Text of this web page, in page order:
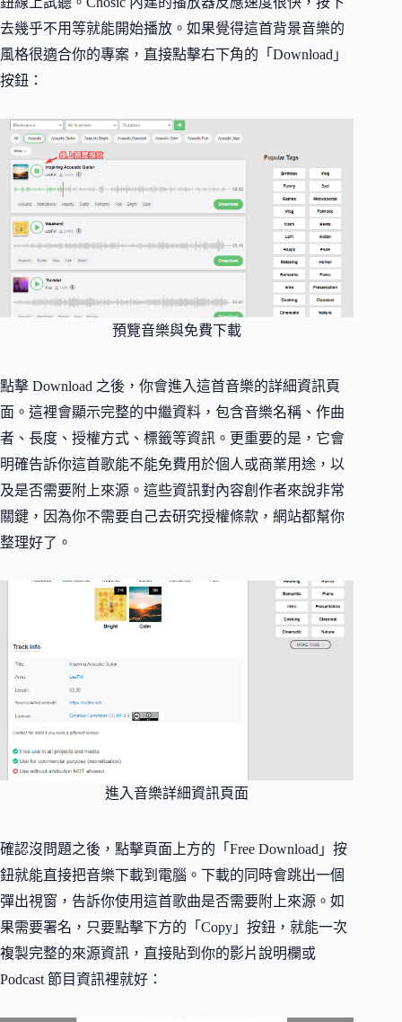
去幾乎不用等就能開始播放。如果覺得這首背景音樂的
風格很適合你的專案，直接點擊右下角的「Download」
按鈕：
預覽音樂與免費下載
點擊 Download 之後，你會進入這首音樂的詳細資訊頁
面。這裡會顯示完整的中繼資料，包含音樂名稱、作曲
者、長度、授權方式、標籤等資訊。更重要的是，它會
明確告訴你這首歌能不能免費用於個人或商業用途，以
及是否需要附上來源。這些資訊對內容創作者來說非常
關鍵，因為你不需要自己去研究授權條款，網站都幫你
整理好了。
進入音樂詳細資訊頁面
確認沒問題之後，點擊頁面上方的「Free Download」按
鈕就能直接把音樂下載到電腦。下載的同時會跳出一個
彈出視窗，告訴你使用這首歌曲是否需要附上來源。如
果需要署名，只要點擊下方的「Copy」按鈕，就能一次
複製完整的來源資訊，直接貼到你的影片說明欄或
Podcast 節目資訊裡就好：